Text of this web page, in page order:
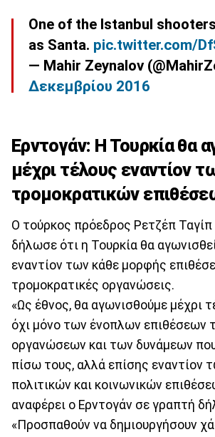
One of the Istanbul
as Santa. pic.twitter.com/
— Mahir Zeynalov
Δεκεμβρίου 2016
Ερντογάν: Η Τουρκία θα
μέχρι τέλους εναντίον
τρομοκρατικών
Ο τούρκος πρόεδρος Ρετζέπ Ταγίπ
δήλωσε ότι η Τουρκία θα
εναντίον των κάθε μορφής
τρομοκρατικές οργανώσεις.
«Ως έθνος, θα αγωνισθούμε μέχρι
όχι μόνο των ένοπλων επιθέσεων
οργανώσεων και των δυνάμεων
πίσω τους, αλλά επίσης εναντίον
πολιτικών και κοινωνικών
αναφέρει ο Ερντογάν σε γραπτή
«Προσπαθούν να δημιουργήσουν